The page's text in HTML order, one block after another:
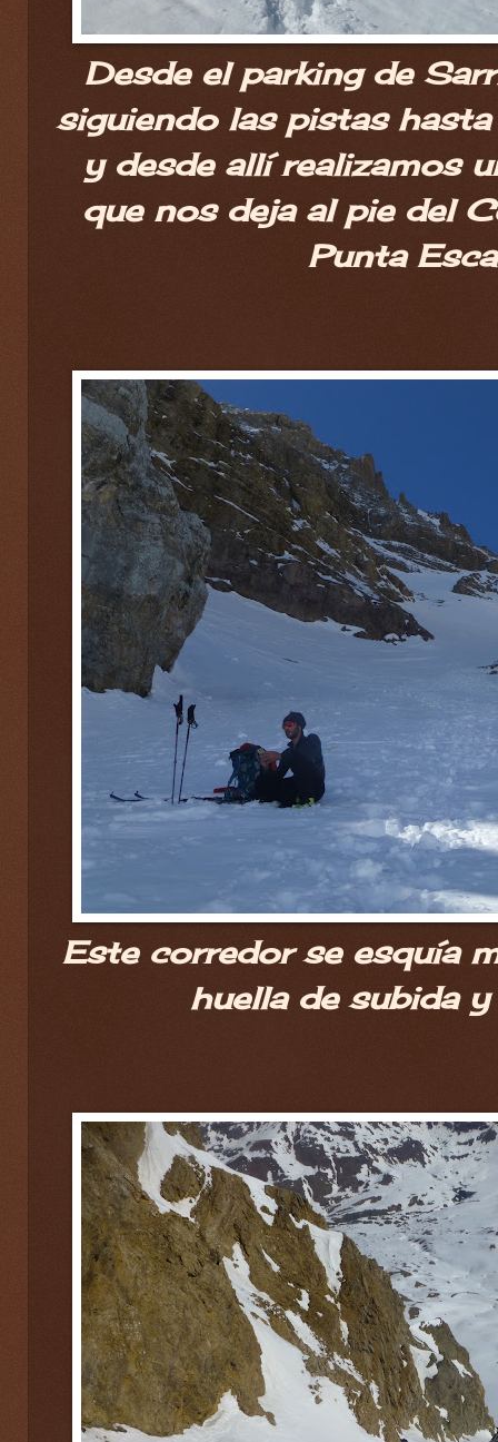
Desde el parking de
siguiendo las pistas
y desde allí realizamos
que nos deja al pie del
Punta
Este corredor se esquía
huella de subida y